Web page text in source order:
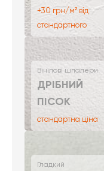
+30 грн/м² від
стандартного
Вінілові шпалери
ДРІБНИЙ
ПІСОК
стандартна ціна
Гладкий